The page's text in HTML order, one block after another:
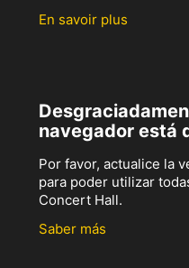
En savoir plus
navegador está
Por favor, actualice la
para poder utilizar
Concert Hall.
Saber más